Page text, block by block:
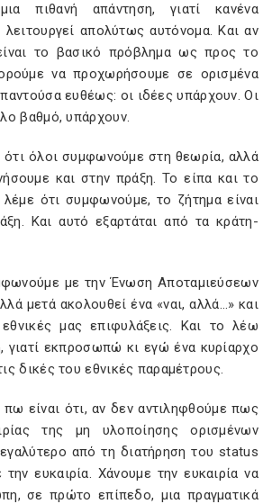
πιθανή απάντηση, γιατί κανένα
απολύτως αυτόνομα. Και αν
το βασικό πρόβλημα ως προς το
να προχωρήσουμε σε ορισμένα
ευθέως: οι ιδέες υπάρχουν. Οι
βαθμό, υπάρχουν.
ότι όλοι συμφωνούμε στη θεωρία, αλλά
και στην πράξη. Το είπα και το
ότι συμφωνούμε, το ζήτημα είναι
Και αυτό εξαρτάται από τα κράτη-
με την Ένωση Αποταμιεύσεων
μετά ακολουθεί ένα «ναι, αλλά…» και
μας επιφυλάξεις. Και το λέω
γιατί εκπροσωπώ κι εγώ ένα κυρίαρχο
δικές του εθνικές παραμέτρους.
είναι ότι, αν δεν αντιληφθούμε πως
της μη υλοποίησης ορισμένων
από τη διατήρηση του status
ευκαιρία. Χάνουμε την ευκαιρία να
σε πρώτο επίπεδο, μια πραγματικά